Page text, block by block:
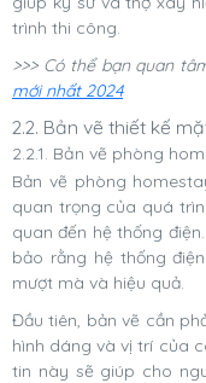
trình thi công.
>>> Có thể bạn quan
mới nhất 2024
2.2. Bản vẽ thiết kế
2.2.1. Bản vẽ phòng
Bản vẽ phòng
quan trọng của quá
quan đến hệ thống
bảo rằng hệ thống
mượt mà và hiệu quả.
Đầu tiên, bản vẽ cần
hình dáng và vị trí của
tin này sẽ giúp cho